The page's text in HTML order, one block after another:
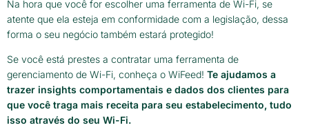
Na hora que você for escolher uma ferramenta de Wi-Fi, se
atente que ela esteja em conformidade com a legislação, dessa
forma o seu negócio também estará protegido!
Se você está prestes a contratar uma ferramenta de
gerenciamento de Wi-Fi, conheça o WiFeed! Te ajudamos a
trazer insights comportamentais e dados dos clientes para
que você traga mais receita para seu estabelecimento, tudo
isso através do seu Wi-Fi.